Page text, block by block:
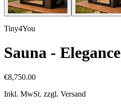
Tiny4You
Sauna - Elegance
€8,750.00
Inkl. MwSt. zzgl. Versand